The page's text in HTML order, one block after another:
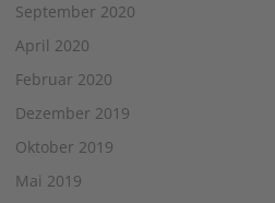
September 2020
April 2020
Februar 2020
Dezember 2019
Oktober 2019
Mai 2019